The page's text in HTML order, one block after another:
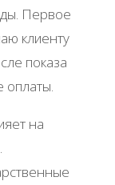
Первое
клиенту
показа
оплаты.
на